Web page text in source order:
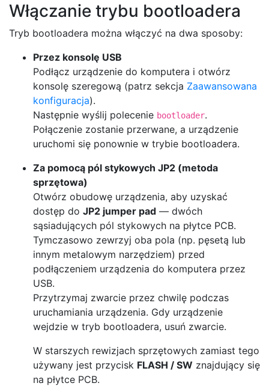
Włączanie trybu bootloadera
Tryb bootloadera można włączyć na dwa sposoby:
Przez konsolę USB
Podłącz urządzenie do komputera i otwórz
konsolę szeregową (patrz sekcja Zaawansowana
konfiguracja).
Następnie wyślij polecenie bootloader.
Połączenie zostanie przerwane, a urządzenie
uruchomi się ponownie w trybie bootloadera.
Za pomocą pól stykowych JP2 (metoda
sprzętowa)
Otwórz obudowę urządzenia, aby uzyskać
dostęp do JP2 jumper pad — dwóch
sąsiadujących pól stykowych na płytce PCB.
Tymczasowo zewrzyj oba pola (np. pęsetą lub
innym metalowym narzędziem) przed
podłączeniem urządzenia do komputera przez
USB.
Przytrzymaj zwarcie przez chwilę podczas
uruchamiania urządzenia. Gdy urządzenie
wejdzie w tryb bootloadera, usuń zwarcie.
W starszych rewizjach sprzętowych zamiast tego
używany jest przycisk FLASH / SW znajdujący się
na płytce PCB.